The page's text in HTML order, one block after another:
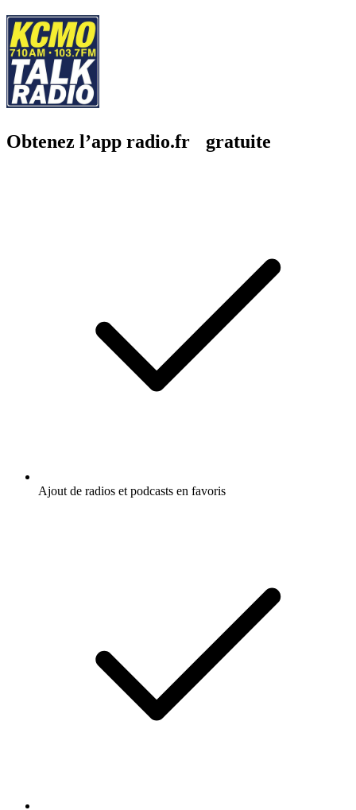
Obtenez l’app radio.fr gratuite
Ajout de radios et podcasts en favoris